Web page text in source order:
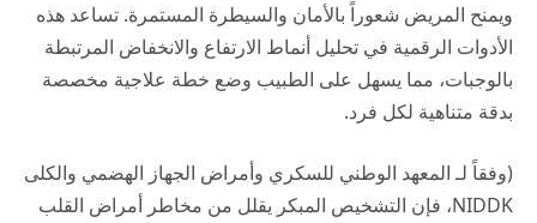
ويمنح المريض شعوراً بالأمان والسيطرة المستمرة. تساعد هذه
الأدوات الرقمية في تحليل أنماط الارتفاع والانخفاض المرتبطة
بالوجبات، مما يسهل على الطبيب وضع خطة علاجية مخصصة
بدقة متناهية لكل فرد.
(وفقاً لـ المعهد الوطني للسكري وأمراض الجهاز الهضمي والكلى
NIDDK، فإن التشخيص المبكر يقلل من مخاطر أمراض القلب